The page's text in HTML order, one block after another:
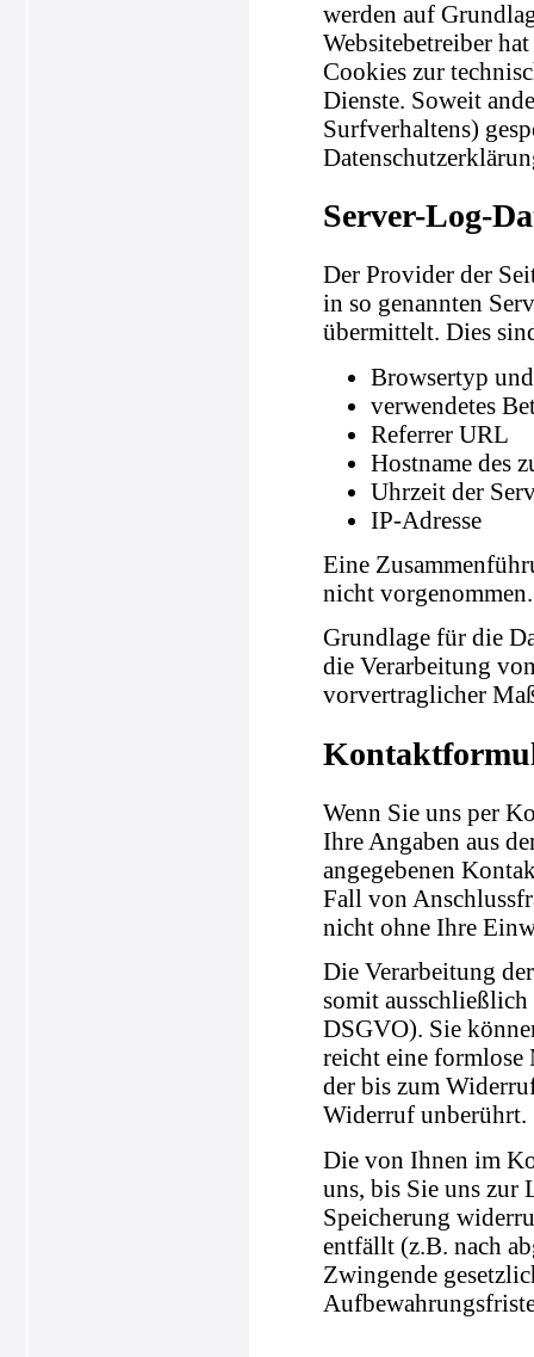
werden auf
Websitebetreiber
Cookies zur
Dienste. Soweit
Surfverhaltens)
Server-Log-
Der Provider der
in so genannten
übermittelt. Dies
Browsertyp
verwendetes
Referrer URL
Hostname des
Uhrzeit der
IP-Adresse
Eine
nicht vorgenommen.
Grundlage für die
die Verarbeitung
vorvertraglicher
Wenn Sie uns per
Ihre Angaben aus
angegebenen
Fall von
nicht ohne Ihre
Die Verarbeitung
somit
DSGVO). Sie
reicht eine
der bis zum
Widerruf unberührt.
Die von Ihnen im
uns, bis Sie uns
Speicherung
entfällt (z.B. nach
Zwingende